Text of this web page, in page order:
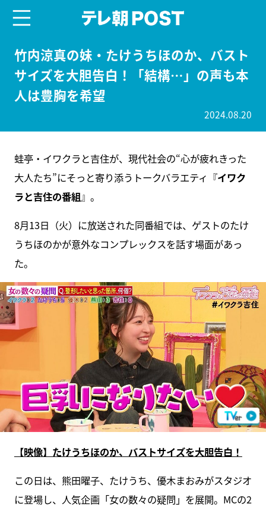
竹内涼真の妹・たけうちほのか、バスト
サイズを大胆告白！「結構…」の声も本
人は豊胸を希望
2024.08.20
蛙亭・イワクラと吉住が、現代社会の“心が疲れきった
大人たち”にそっと寄り添うトークバラエティ『イワク
ラと吉住の番組』。
8月13日（火）に放送された同番組では、ゲストのたけ
うちほのかが意外なコンプレックスを話す場面があっ
た。
【映像】たけうちほのか、バストサイズを大胆告白！
この日は、熊田曜子、たけうち、優木まおみがスタジオ
に登場し、人気企画「女の数々の疑問」を展開。MCの2